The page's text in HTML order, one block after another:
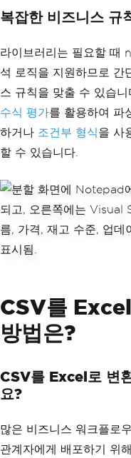
t[ $"D{row}"].
Name))
{
ct);
{
}
(p => p.Stock <
var
ucts. Sum
file
var
ok.
t");
복잡한 비즈니스 규
라이브러리는 필요할 때
석 로직을 지원하므로 간
스 규칙을 맞출 수 있습
수식 평가를 활용하여 파
하거나 조건부 형식을 사
할 수 있습니다.
CSV를
방법은?
CSV를 Excel로 변
요?
많은 비즈니스 워크플로
관계자에게 배포하기 위